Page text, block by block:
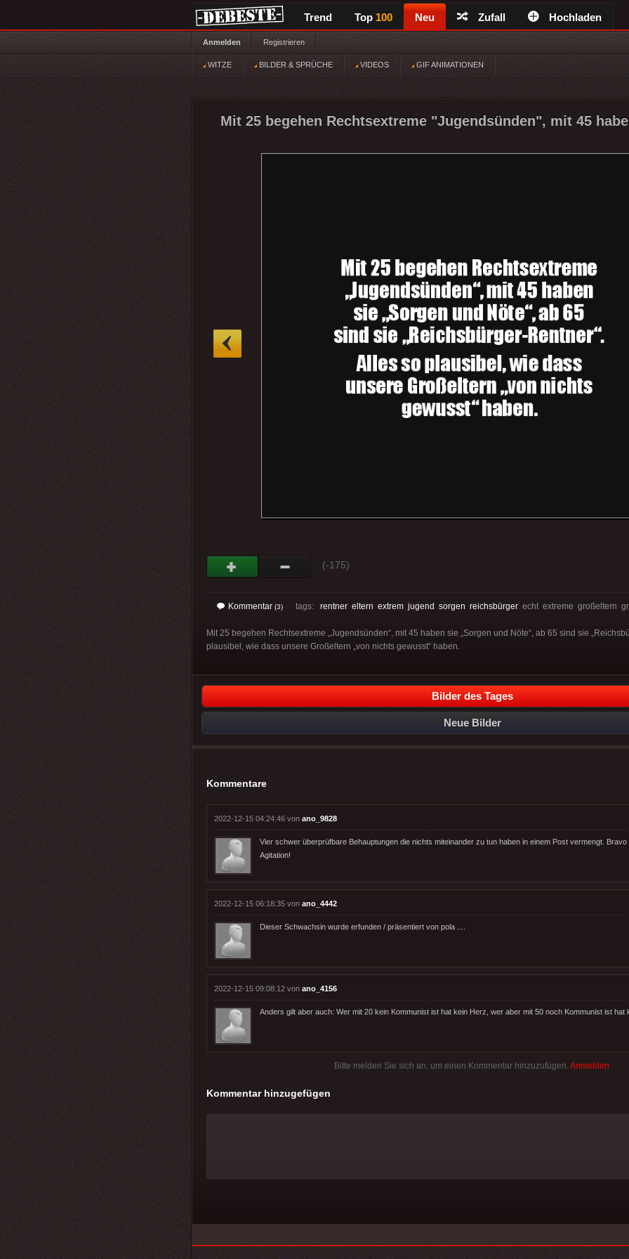
Trend Top 100 Neu Zufall Hochladen
Anmelden Registrieren
WITZE BILDER & SPRÜCHE VIDEOS GIF ANIMATIONEN
Mit 25 begehen Rechtsextreme "Jugendsünden", mit 45
(-175)
Kommentar (3) tags: rentner eltern extrem jugend sorgen reichsbürger echt extreme großeltern
Mit 25 begehen Rechtsextreme „Jugendsünden“, mit 45 haben sie „Sorgen und Nöte“, ab 65 sind sie
plausibel, wie dass unsere Großeltern „von nichts gewusst“ haben.
Bilder des Tages
Neue Bilder
Kommentare
2022-12-15 04:24:46 von ano_9828
Vier schwer überprüfbare Behauptungen die nichts miteinander zu tun haben in einem Post vermengt.
Agitation!
2022-12-15 06:18:35 von ano_4442
Dieser Schwachsin wurde erfunden / präsentiert von pola ....
2022-12-15 09:08:12 von ano_4156
Anders gilt aber auch: Wer mit 20 kein Kommunist ist hat kein Herz, wer aber mit 50 noch Kommunist ist hat
Bitte melden Sie sich an, um einen Kommentar hinzuzufügen. Anmelden
Kommentar hinzugefügen